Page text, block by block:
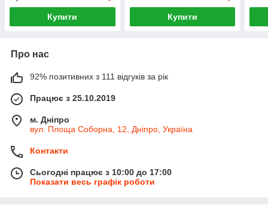
Купити Купити
Про нас
92% позитивних з 111 відгуків за рік
Працює з 25.10.2019
м. Дніпро
вул. Площа Соборна, 12, Дніпро, Україна
Контакти
Сьогодні працює з 10:00 до 17:00
Показати весь графік роботи